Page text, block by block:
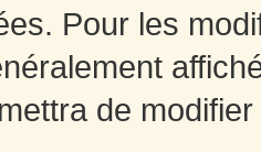
Pour les
de